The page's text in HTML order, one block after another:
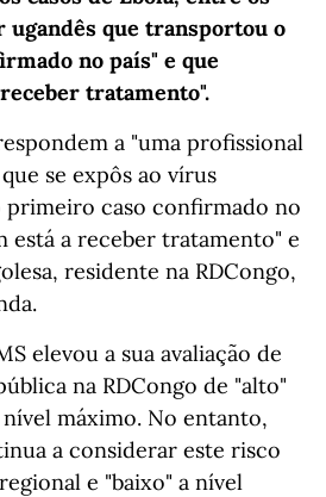
ugandês que transportou o
no país" e que
tratamento".
a "uma profissional
se expôs ao vírus
primeiro caso confirmado no
está a receber tratamento" e
residente na RDCongo,
elevou a sua avaliação de
na RDCongo de "alto"
máximo. No entanto,
a considerar este risco
e "baixo" a nível